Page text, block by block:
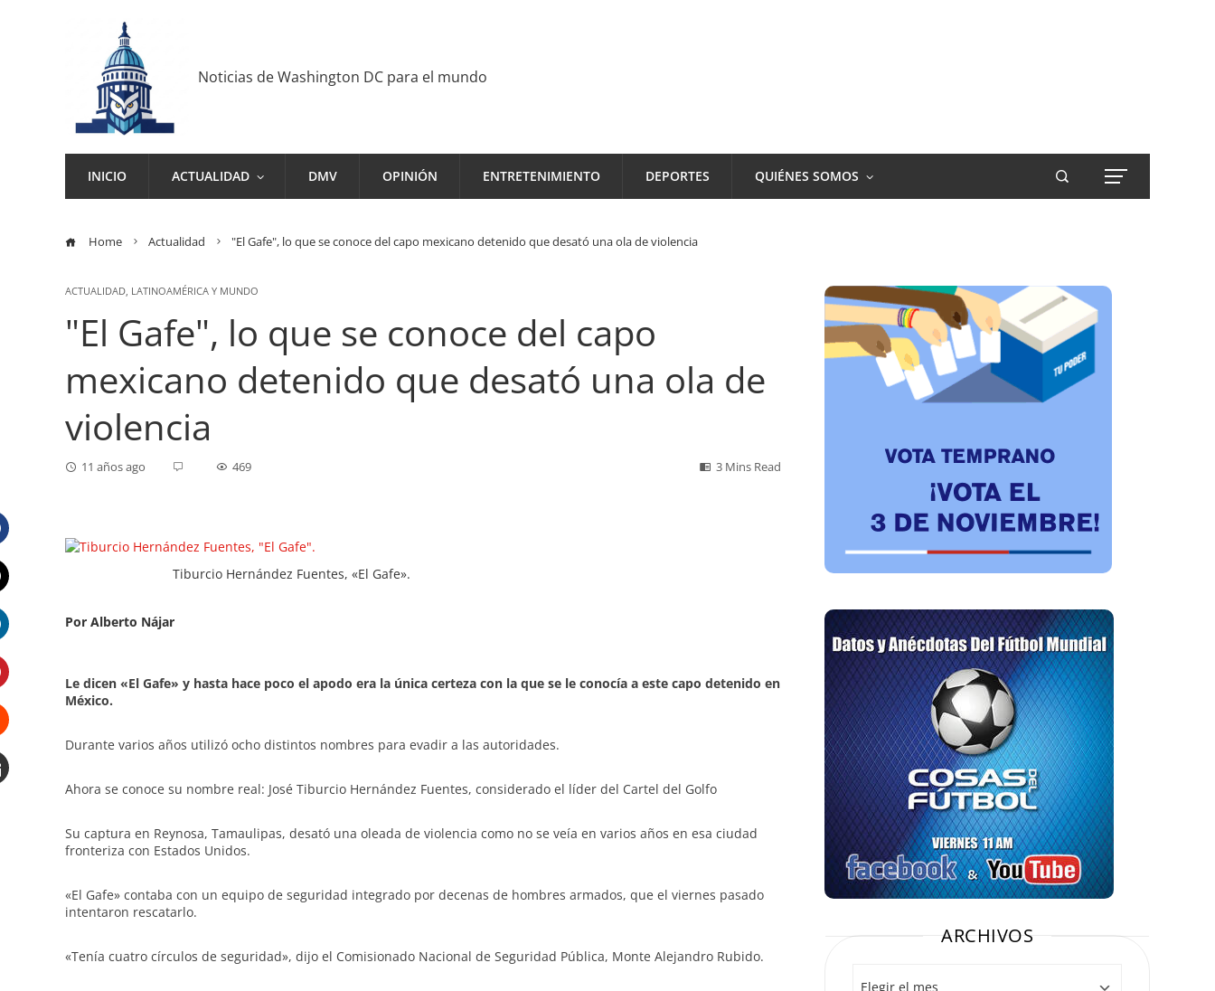
Noticias de Washington DC para el mundo
INICIO ACTUALIDAD DMV OPINIÓN ENTRETENIMIENTO DEPORTES QUIÉNES SOMOS
Home Actualidad "El Gafe", lo que se conoce del capo mexicano detenido que desató una ola de violencia
ACTUALIDAD, LATINOAMÉRICA Y MUNDO
"El Gafe", lo que se conoce del capo
mexicano detenido que desató una ola de
violencia
11 años ago 469 3 Mins Read
Tiburcio Hernández Fuentes, «El Gafe».
Por Alberto Nájar
Le dicen «El Gafe» y hasta hace poco el apodo era la única certeza con la que se le conocía a este capo detenido en
México.
Durante varios años utilizó ocho distintos nombres para evadir a las autoridades.
Ahora se conoce su nombre real: José Tiburcio Hernández Fuentes, considerado el líder del Cartel del Golfo
Su captura en Reynosa, Tamaulipas, desató una oleada de violencia como no se veía en varios años en esa ciudad
fronteriza con Estados Unidos.
«El Gafe» contaba con un equipo de seguridad integrado por decenas de hombres armados, que el viernes pasado
intentaron rescatarlo.
«Tenía cuatro círculos de seguridad», dijo el Comisionado Nacional de Seguridad Pública, Monte Alejandro Rubido.
ARCHIVOS